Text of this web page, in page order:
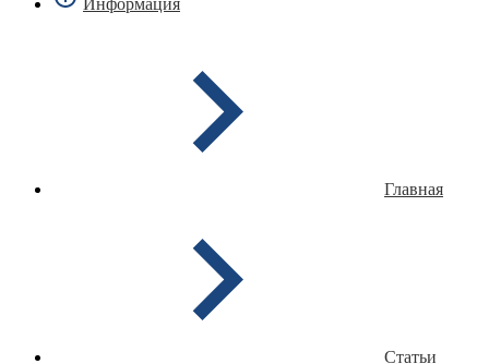
Информация
Главная
Статьи